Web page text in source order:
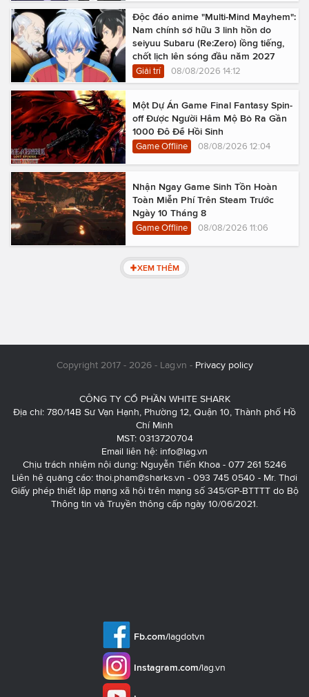
Độc đáo anime "Multi-Mind Mayhem":
Nam chính sở hữu 3 linh hồn do
seiyuu Subaru (Re:Zero) lồng tiếng,
chốt lịch lên sóng đầu năm 2027
Giải trí 08/08/2026 14:12
Một Dự Án Game Final Fantasy Spin-
off Được Người Hâm Mộ Bỏ Ra Gần
1000 Đô Để Hồi Sinh
Game Offline 08/08/2026 12:04
Nhận Ngay Game Sinh Tồn Hoàn
Toàn Miễn Phí Trên Steam Trước
Ngày 10 Tháng 8
Game Offline 08/08/2026 11:06
XEM THÊM
Copyright 2017 - 2026 - Lag.vn - Privacy policy
CÔNG TY CỔ PHẦN WHITE SHARK
Địa chỉ: 780/14B Sư Vạn Hạnh, Phường 12, Quận 10, Thành phố Hồ
Chí Minh
MST: 0313720704
Email liên hệ: info@lag.vn
Chịu trách nhiệm nội dung: Nguyễn Tiến Khoa - 077 261 5246
Liên hệ quảng cáo: thoi.pham@sharks.vn - 093 745 0540 - Mr. Thơi
Giấy phép thiết lập mạng xã hội trên mạng số 345/GP-BTTTT do Bộ
Thông tin và Truyền thông cấp ngày 10/06/2021.
Fb.com/lagdotvn
Instagram.com/lag.vn